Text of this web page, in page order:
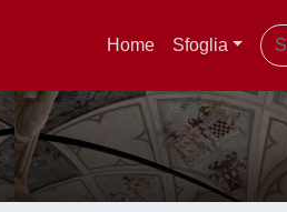
Home Sfoglia